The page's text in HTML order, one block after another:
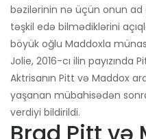
bəzilərinin nə üçün onun
təşkil edə bilmədiklərini
böyük oğlu Maddoxla
Jolie, 2016-cı ilin payızında
Aktrisanın Pitt və Maddox
yaşanan mübahisədən
verdiyi bildirildi.